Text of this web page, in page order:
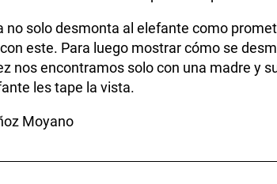
no solo desmonta al elefante como
este. Para luego mostrar cómo se
nos encontramos solo con una madre y
les tape la vista.
Moyano